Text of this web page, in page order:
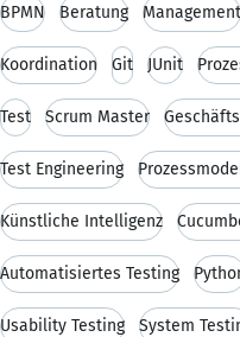
BPMN Beratung Management
Koordination Git JUnit
Test Scrum Master
Test Engineering
Künstliche Intelligenz
Automatisiertes Testing
Usability Testing System